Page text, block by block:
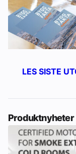
LES SISTE
Produktnyheter